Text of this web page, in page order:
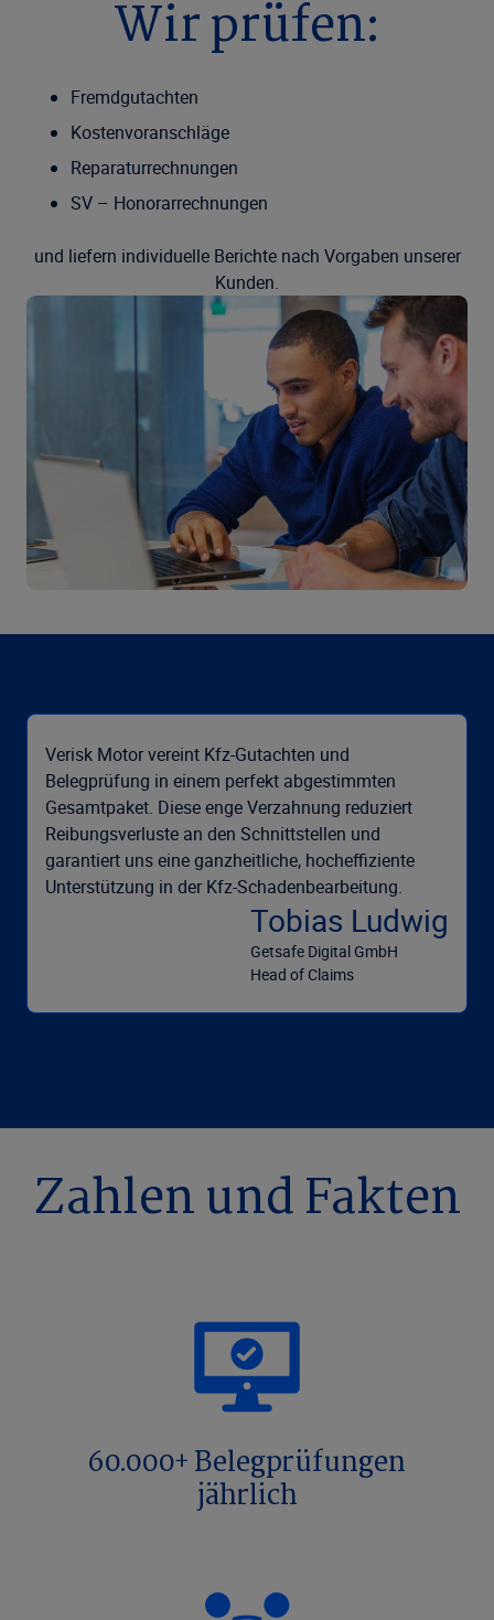
Wir prüfen:
Fremdgutachten
Kostenvoranschläge
Reparaturrechnungen
SV – Honorarrechnungen
und liefern individuelle Berichte nach Vorgaben unserer
Kunden.
Verisk Motor vereint Kfz-Gutachten und
Belegprüfung in einem perfekt abgestimmten
Gesamtpaket. Diese enge Verzahnung reduziert
Reibungsverluste an den Schnittstellen und
garantiert uns eine ganzheitliche, hocheffiziente
Unterstützung in der Kfz-Schadenbearbeitung.
Tobias Ludwig
Getsafe Digital GmbH
Head of Claims
Zahlen und Fakten
60.000+ Belegprüfungen
jährlich